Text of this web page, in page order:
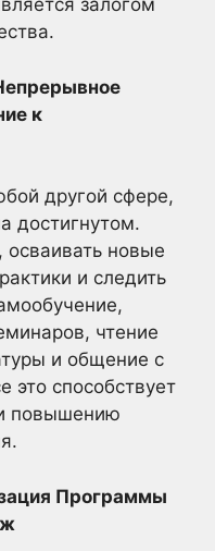
залогом
к
другой сфере,
достигнутом.
осваивать новые
и следить
чтение
и общение с
это способствует
повышению
Программы